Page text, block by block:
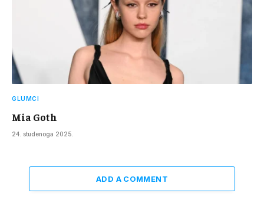
GLUMCI
Mia Goth
24. studenoga 2025.
ADD A COMMENT